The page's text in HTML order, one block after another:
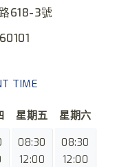
618-3號
TIME
星期五 星期六
08:30
12:00
08:30
12:00